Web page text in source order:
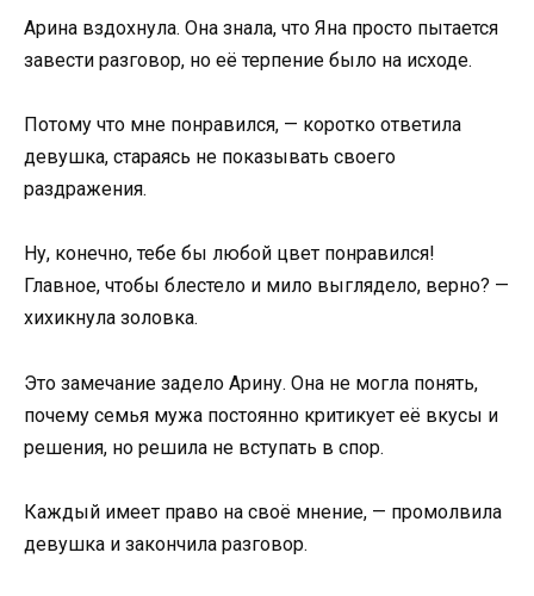
Арина вздохнула. Она знала, что Яна просто пытается
завести разговор, но её терпение было на исходе.
Потому что мне понравился, — коротко ответила
девушка, стараясь не показывать своего
раздражения.
Ну, конечно, тебе бы любой цвет понравился!
Главное, чтобы блестело и мило выглядело, верно? —
хихикнула золовка.
Это замечание задело Арину. Она не могла понять,
почему семья мужа постоянно критикует её вкусы и
решения, но решила не вступать в спор.
Каждый имеет право на своё мнение, — промолвила
девушка и закончила разговор.